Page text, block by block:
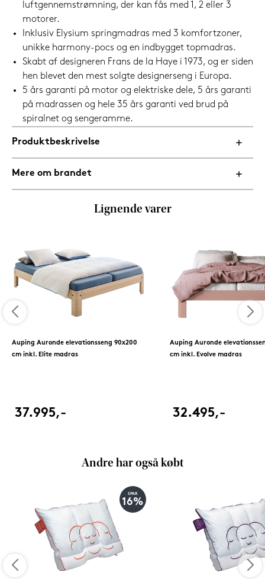
luftgennemstrømning, der kan fås med 1, 2 eller 3
motorer.
Inklusiv Elysium springmadras med 3 komfortzoner,
unikke harmony-pocs og en indbygget topmadras.
Skabt af designeren Frans de la Haye i 1973, og er siden
hen blevet den mest solgte designerseng i Europa.
5 års garanti på motor og elektriske dele, 5 års garanti
på madrassen og hele 35 års garanti ved brud på
spiralnet og sengeramme.
Produktbeskrivelse
Mere om brandet
Lignende varer
Auping Auronde elevationsseng 90x200
cm inkl. Elite madras
37.995,-
Auping Auronde
cm inkl. Evolve madras
32.495,-
Andre har også købt
SPAR
16%